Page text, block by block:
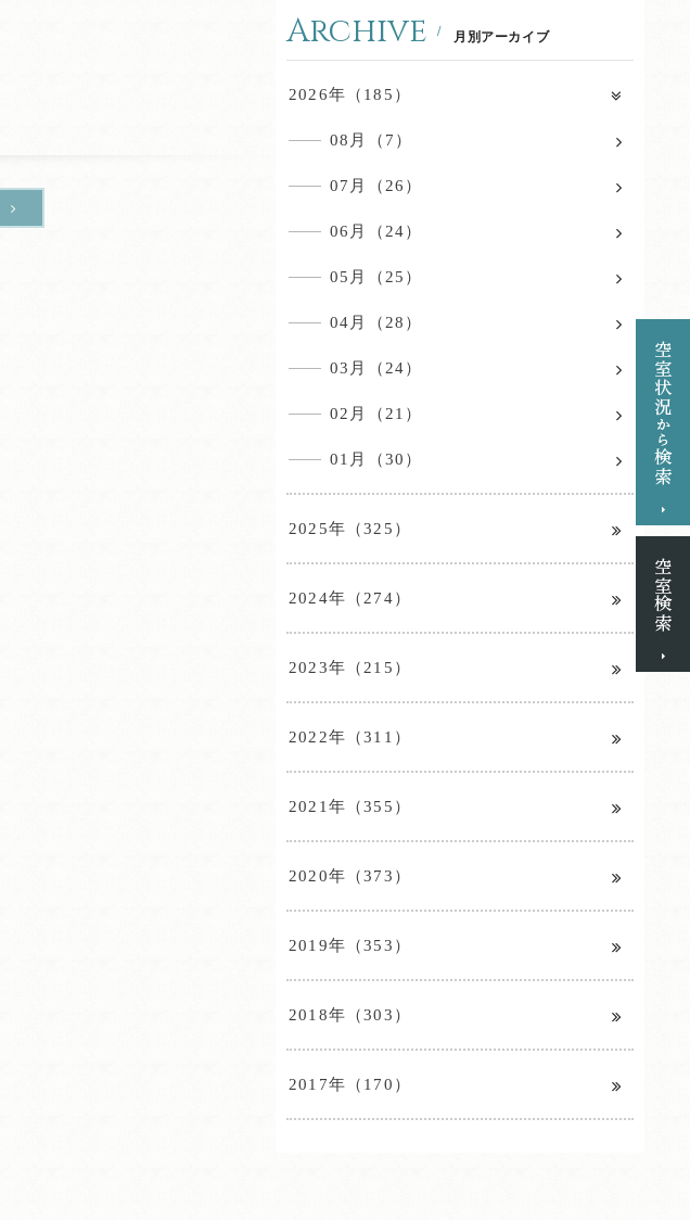
Archive 月別アーカイブ
2026年（185）
08月（7）
07月（26）
06月（24）
05月（25）
04月（28）
03月（24）
02月（21）
01月（30）
2025年（325）
2024年（274）
2023年（215）
2022年（311）
2021年（355）
2020年（373）
2019年（353）
2018年（303）
2017年（170）